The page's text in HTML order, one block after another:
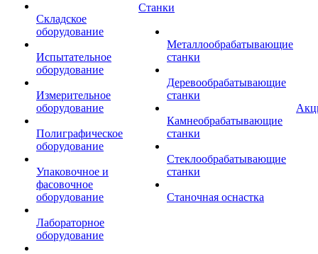
Складское
оборудование
Испытательное
оборудование
Измерительное
оборудование
Полиграфическое
оборудование
Упаковочное и
фасовочное
оборудование
Лабораторное
оборудование
Станки
Металлообрабатывающие
станки
Деревообрабатывающие
станки
Камнеобрабатывающие
станки
Стеклообрабатывающие
станки
Станочная оснастка